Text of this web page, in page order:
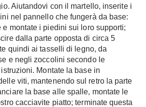
Aiutandovi con il martello, inserite i
nel pannello che fungerà da base:
montate i piedini sui loro supporti;
dalla parte opposta di circa 5
quindi ai tasselli di legno, da
e negli zoccolini secondo le
Montate la base in
viti, mantenendo sul retro la parte
la base alle spalle, montate le
cacciavite piatto; terminate questa